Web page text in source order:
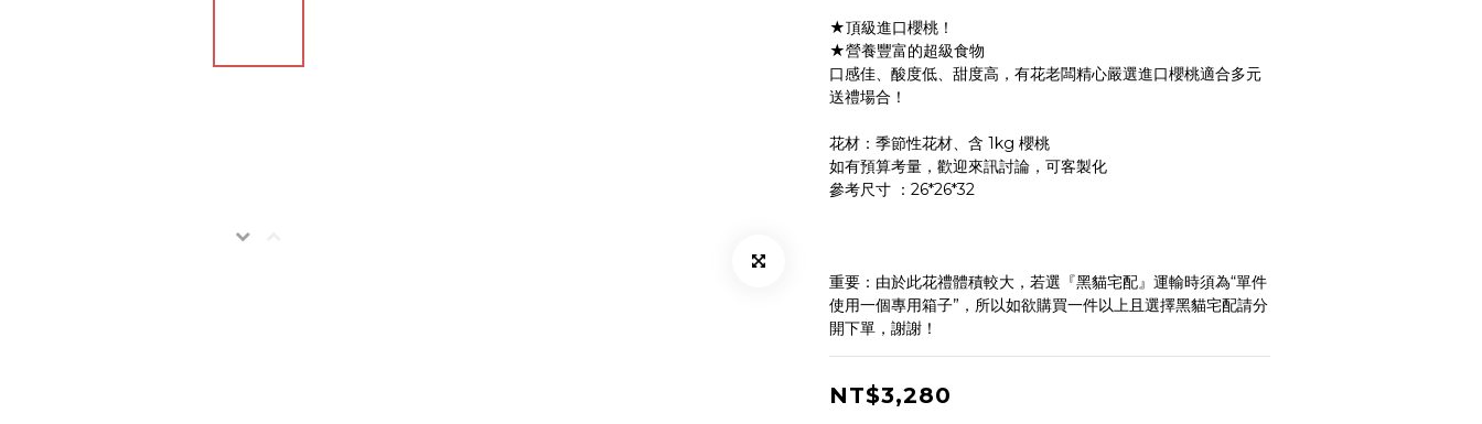
★頂級進口櫻桃！
★營養豐富的超級食物
口感佳、酸度低、甜度高，有花老闆精心嚴選進口櫻桃適合多元
送禮場合！
花材：季節性花材、含 1kg 櫻桃
如有預算考量，歡迎來訊討論，可客製化
參考尺寸 ：26*26*32
重要：由於此花禮體積較大，若選『黑貓宅配』運輸時須為“單件
使用一個專用箱子”，所以如欲購買一件以上且選擇黑貓宅配請分
開下單，謝謝！
NT$3,280